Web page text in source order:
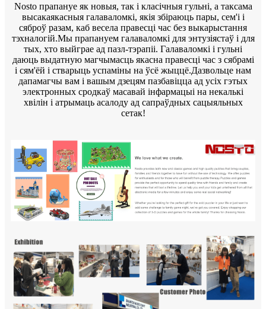
Nosto прапануе як новыя, так і класічныя гульні, а таксама
высакаякасныя галаваломкі, якія збіраюць пары, сем'і і
сяброў разам, каб весела правесці час без выкарыстання
тэхналогій.Мы прапануем галаваломкі для энтузіястаў і для
тых, хто выйграе ад пазл-тэрапіі. Галаваломкі і гульні
даюць выдатную магчымасць якасна правесці час з сябрамі
і сям'ёй і стварыць успаміны на ўсё жыццё.Дазвольце нам
дапамагчы вам і вашым дзецям пазбавіцца ад усіх гэтых
электронных сродкаў масавай інфармацыі на некалькі
хвілін і атрымаць асалоду ад сапраўдных сацыяльных
сетак!